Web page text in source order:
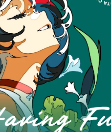
書籍・雑誌出版
チャレンジ
CAMPFIRE for Social Good
CAMPFIREふるさと納税